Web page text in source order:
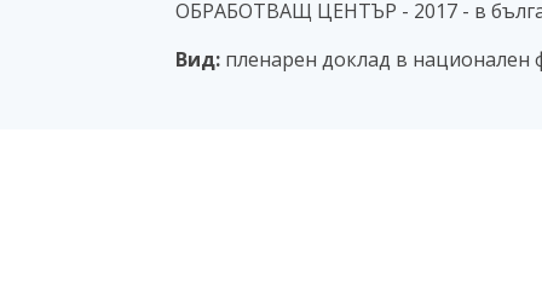
ОБРАБОТВАЩ ЦЕНТЪР - 2017 - в
Вид: пленарен доклад в национален